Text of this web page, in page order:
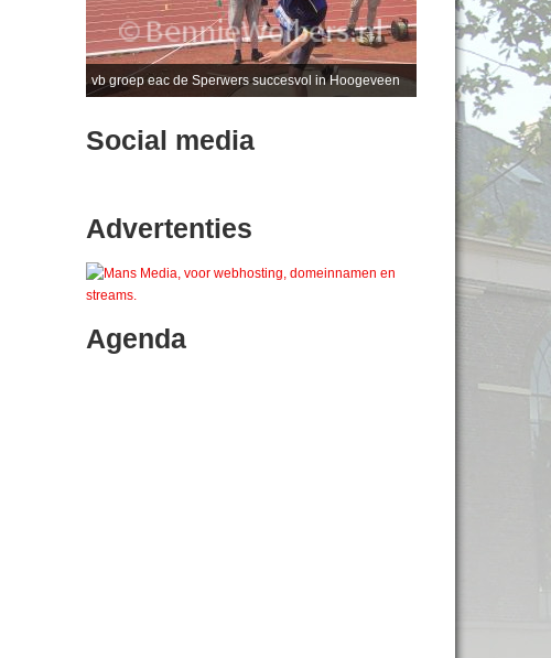
vb groep eac de Sperwers succesvol in Hoogeveen
Social media
Advertenties
Agenda